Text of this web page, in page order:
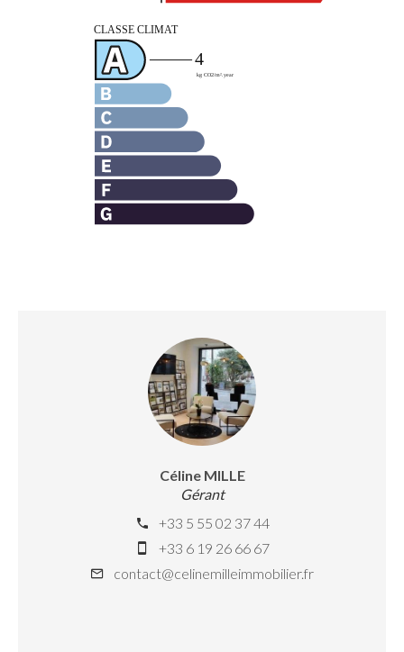
Céline MILLE
Gérant
+33 5 55 02 37 44
+33 6 19 26 66 67
contact@celinemilleimmobilier.fr